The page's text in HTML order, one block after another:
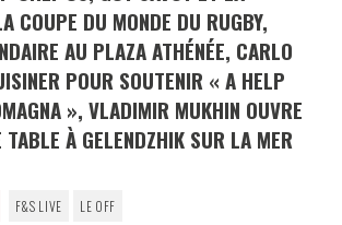
COUPE DU MONDE DU RUGBY,
AU PLAZA ATHÉNÉE, CARLO
POUR SOUTENIR « A HELP
», VLADIMIR MUKHIN OUVRE
TABLE À GELENDZHIK SUR LA MER
F&S LIVE LE OFF